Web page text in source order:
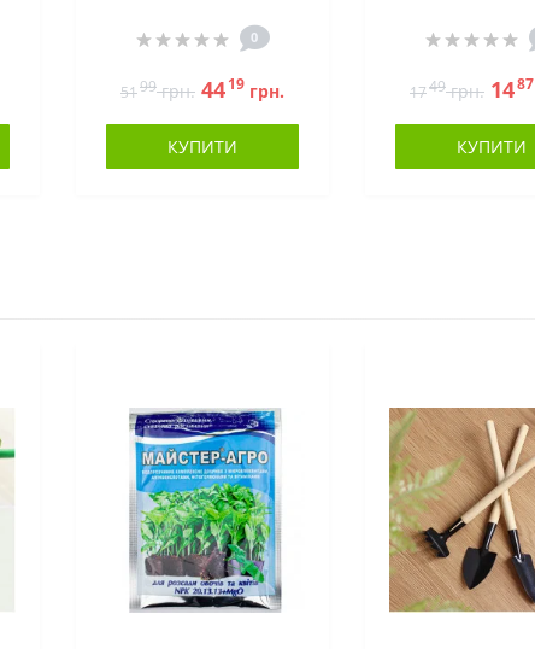
0
5199грн. 4419 грн.
КУПИТИ
1749грн. 1487
КУПИТИ